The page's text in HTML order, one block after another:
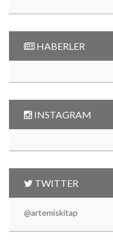
HABERLER
INSTAGRAM
TWITTER
@artemiskitap